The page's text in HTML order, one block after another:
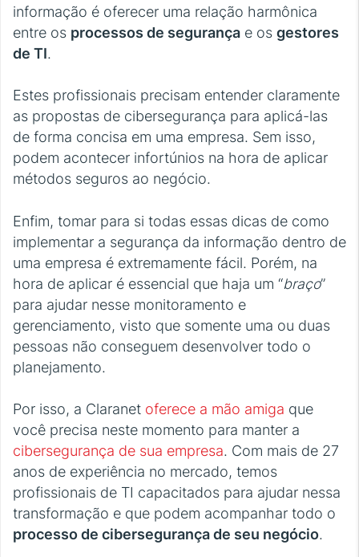
informação é oferecer uma relação harmônica
entre os processos de segurança e os gestores
de TI.
Estes profissionais precisam entender claramente
as propostas de cibersegurança para aplicá-las
de forma concisa em uma empresa. Sem isso,
podem acontecer infortúnios na hora de aplicar
métodos seguros ao negócio.
Enfim, tomar para si todas essas dicas de como
implementar a segurança da informação dentro de
uma empresa é extremamente fácil. Porém, na
hora de aplicar é essencial que haja um “braço”
para ajudar nesse monitoramento e
gerenciamento, visto que somente uma ou duas
pessoas não conseguem desenvolver todo o
planejamento.
Por isso, a Claranet oferece a mão amiga que
você precisa neste momento para manter a
cibersegurança de sua empresa. Com mais de 27
anos de experiência no mercado, temos
profissionais de TI capacitados para ajudar nessa
transformação e que podem acompanhar todo o
processo de cibersegurança de seu negócio.